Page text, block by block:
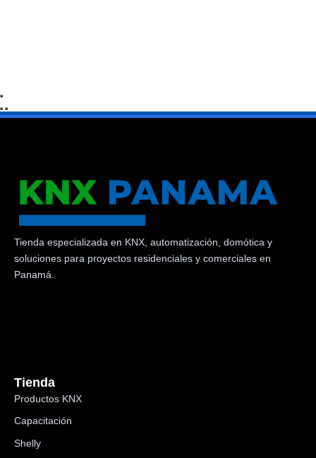
Tienda especializada en KNX, automatización, domótica y
soluciones para proyectos residenciales y comerciales en
Panamá.
Tienda
Productos KNX
Capacitación
Shelly